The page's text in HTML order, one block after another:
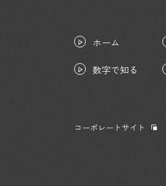
ホーム
数字で知る
コーポレートサイト